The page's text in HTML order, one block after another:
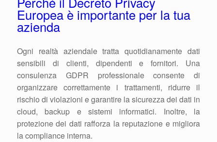
Europea è importante per la tua
azienda
Ogni realtà aziendale tratta quotidianamente dati
sensibili di clienti, dipendenti e fornitori. Una
consulenza GDPR professionale consente di
organizzare correttamente i trattamenti, ridurre il
rischio di violazioni e garantire la sicurezza dei dati in
cloud, backup e sistemi informatici. Inoltre, la
protezione dei dati rafforza la reputazione e migliora
la compliance interna.